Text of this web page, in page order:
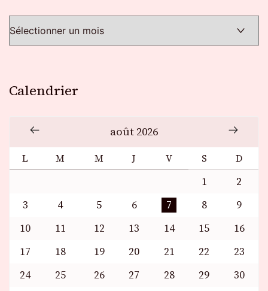
Calendrier
août 2026
L M M J V S D
1
2
3
4 5 6 7 8
9
10
11 12 13 14 15
16
17
18 19 20 21 22
23
24
25 26 27 28 29
30